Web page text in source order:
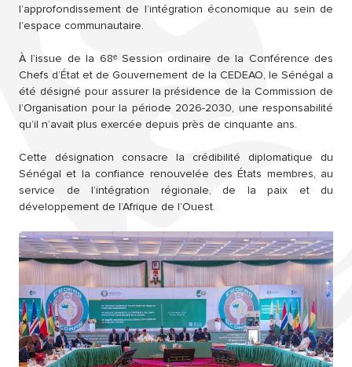
l’approfondissement de l’intégration économique au sein de
l’espace communautaire.
À l’issue de la 68ᵉ Session ordinaire de la Conférence des
Chefs d’État et de Gouvernement de la CEDEAO, le Sénégal a
été désigné pour assurer la présidence de la Commission de
l’Organisation pour la période 2026-2030, une responsabilité
qu’il n’avait plus exercée depuis près de cinquante ans.
Cette désignation consacre la crédibilité diplomatique du
Sénégal et la confiance renouvelée des États membres, au
service de l’intégration régionale, de la paix et du
développement de l’Afrique de l’Ouest.